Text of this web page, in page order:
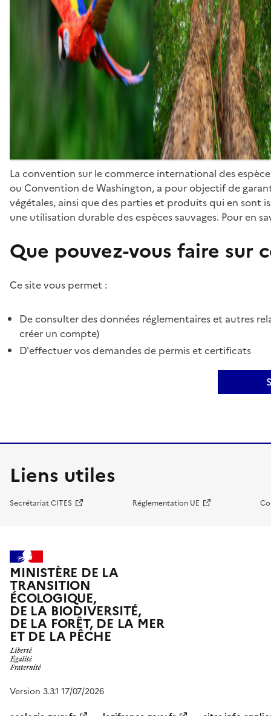
La convention sur le commerce international des
ou Convention de Washington, a pour objectif de
végétales, ainsi que des parties et produits qui en sont
une utilisation durable des espèces sauvages. Pour en
Que pouvez-vous faire sur
Ce site vous permet :
De consulter des données réglementaires et autres
créer un compte)
D'effectuer vos demandes de permis et certificats
Liens utiles
Secrétariat CITES Réglementation UE
MINISTÈRE DE LA
TRANSITION
ÉCOLOGIQUE,
DE LA BIODIVERSITÉ,
DE LA FORÊT, DE LA MER
ET DE LA PÊCHE
Version 3.3.1 17/07/2026